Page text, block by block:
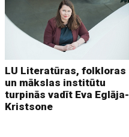
LU Literatūras, folkloras
un mākslas institūtu
turpinās vadīt Eva Eglāja-
Kristsone